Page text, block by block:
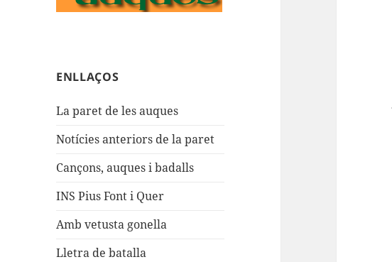
ENLLAÇOS
La paret de les auques
Notícies anteriors de la paret
Cançons, auques i badalls
INS Pius Font i Quer
Amb vetusta gonella
Lletra de batalla